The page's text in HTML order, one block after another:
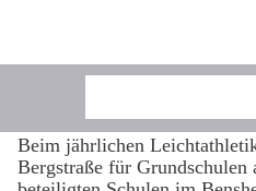
Beim jährlichen
Bergstraße für Grundschulen